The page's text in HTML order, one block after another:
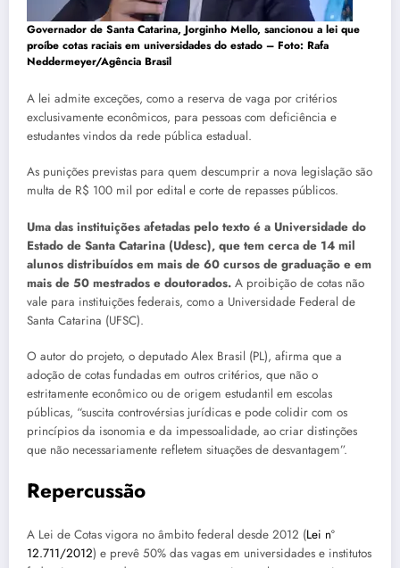
Governador de Santa Catarina, Jorginho Mello, sancionou a lei que
proíbe cotas raciais em universidades do estado – Foto: Rafa
Neddermeyer/Agência Brasil
A lei admite exceções, como a reserva de vaga por critérios
exclusivamente econômicos, para pessoas com deficiência e
estudantes vindos da rede pública estadual.
As punições previstas para quem descumprir a nova legislação são
multa de R$ 100 mil por edital e corte de repasses públicos.
Uma das instituições afetadas pelo texto é a Universidade do
Estado de Santa Catarina (Udesc), que tem cerca de 14 mil
alunos distribuídos em mais de 60 cursos de graduação e em
mais de 50 mestrados e doutorados. A proibição de cotas não
vale para instituições federais, como a Universidade Federal de
Santa Catarina (UFSC).
O autor do projeto, o deputado Alex Brasil (PL), afirma que a
adoção de cotas fundadas em outros critérios, que não o
estritamente econômico ou de origem estudantil em escolas
públicas, “suscita controvérsias jurídicas e pode colidir com os
princípios da isonomia e da impessoalidade, ao criar distinções
que não necessariamente refletem situações de desvantagem”.
Repercussão
A Lei de Cotas vigora no âmbito federal desde 2012 (Lei nº
12.711/2012) e prevê 50% das vagas em universidades e institutos